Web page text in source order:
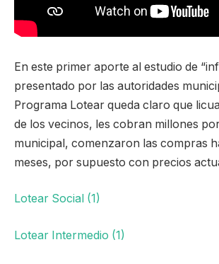
En este primer aporte al estudio de
presentado por las autoridades
Programa Lotear queda claro que
de los vecinos, les cobran millones
municipal, comenzaron las compras
meses, por supuesto con precios
Lotear Social (1)
Lotear Intermedio (1)